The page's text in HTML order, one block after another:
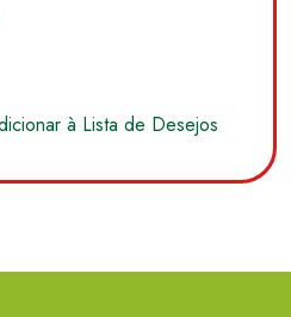
à Lista de Desejos